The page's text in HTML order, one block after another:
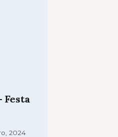
Festa
2024